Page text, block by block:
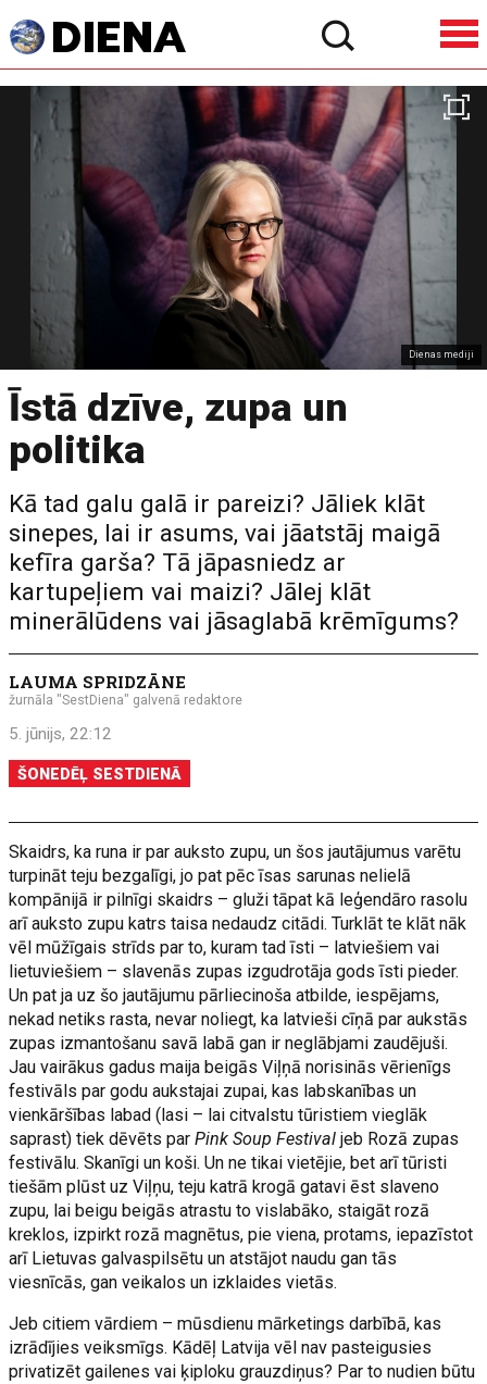
Dienas mediji
Īstā dzīve, zupa un
politika
Kā tad galu galā ir pareizi? Jāliek klāt
sinepes, lai ir asums, vai jāatstāj maigā
kefīra garša? Tā jāpasniedz ar
kartupeļiem vai maizi? Jālej klāt
minerālūdens vai jāsaglabā krēmīgums?
LAUMA SPRIDZĀNE
žurnāla "SestDiena" galvenā redaktore
5. jūnijs, 22:12
ŠONEDĒĻ SESTDIENĀ
Skaidrs, ka runa ir par auksto zupu, un šos jautājumus varētu
turpināt teju bezgalīgi, jo pat pēc īsas sarunas nelielā
kompānijā ir pilnīgi skaidrs – gluži tāpat kā leģendāro rasolu
arī auksto zupu katrs taisa nedaudz citādi. Turklāt te klāt nāk
vēl mūžīgais strīds par to, kuram tad īsti – latviešiem vai
lietuviešiem – slavenās zupas izgudrotāja gods īsti pieder.
Un pat ja uz šo jautājumu pārliecinoša atbilde, iespējams,
nekad netiks rasta, nevar noliegt, ka latvieši cīņā par aukstās
zupas izmantošanu savā labā gan ir neglābjami zaudējuši.
Jau vairākus gadus maija beigās Viļņā norisinās vērienīgs
festivāls par godu aukstajai zupai, kas labskanības un
vienkāršības labad (lasi – lai citvalstu tūristiem vieglāk
saprast) tiek dēvēts parPink Soup Festival jeb Rozā zupas
festivālu. Skanīgi un koši. Un ne tikai vietējie, bet arī tūristi
tiešām plūst uz Viļņu, teju katrā krogā gatavi ēst slaveno
zupu, lai beigu beigās atrastu to vislabāko, staigāt rozā
kreklos, izpirkt rozā magnētus, pie viena, protams, iepazīstot
arī Lietuvas galvaspilsētu un atstājot naudu gan tās
viesnīcās, gan veikalos un izklaides vietās.
Jeb citiem vārdiem – mūsdienu mārketings darbībā, kas
izrādījies veiksmīgs. Kādēļ Latvija vēl nav pasteigusies
privatizēt gailenes vai ķiploku grauzdiņus? Par to nudien būtu